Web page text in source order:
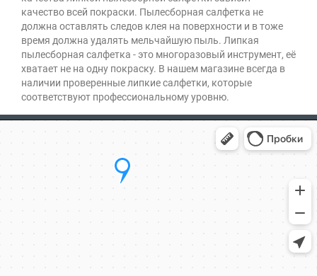
качество всей покраски. Пылесборная салфетка не
должна оставлять следов клея на поверхности и в тоже
время должна удалять мельчайшую пыль. Липкая
пылесборная салфетка - это многоразовый инструмент, её
хватает не на одну покраску. В нашем магазине всегда в
наличии проверенные липкие салфетки, которые
соответствуют профессиональному уровню.